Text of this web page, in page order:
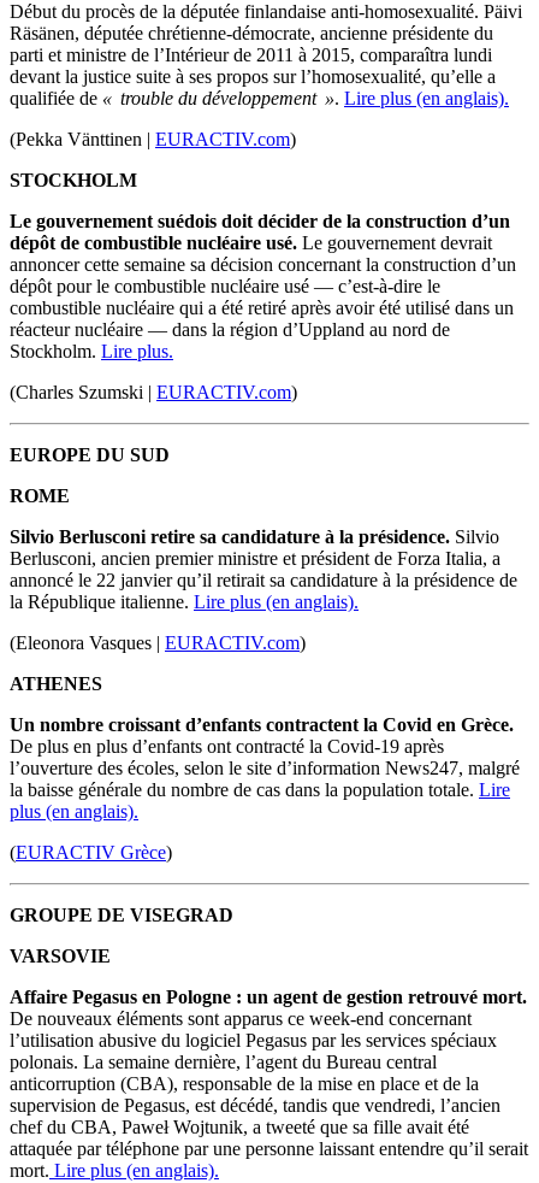
Début du procès de la députée finlandaise anti-homosexualité. Päivi
Räsänen, députée chrétienne-démocrate, ancienne présidente du
parti et ministre de l’Intérieur de 2011 à 2015, comparaîtra lundi
devant la justice suite à ses propos sur l’homosexualité, qu’elle a
qualifiée de « trouble du développement ». Lire plus (en anglais).
(Pekka Vänttinen | EURACTIV.com)
STOCKHOLM
Le gouvernement suédois doit décider de la construction d’un
dépôt de combustible nucléaire usé. Le gouvernement devrait
annoncer cette semaine sa décision concernant la construction d’un
dépôt pour le combustible nucléaire usé — c’est-à-dire le
combustible nucléaire qui a été retiré après avoir été utilisé dans un
réacteur nucléaire — dans la région d’Uppland au nord de
Stockholm. Lire plus.
(Charles Szumski | EURACTIV.com)
EUROPE DU SUD
ROME
Silvio Berlusconi retire sa candidature à la présidence. Silvio
Berlusconi, ancien premier ministre et président de Forza Italia, a
annoncé le 22 janvier qu’il retirait sa candidature à la présidence de
la République italienne. Lire plus (en anglais).
(Eleonora Vasques | EURACTIV.com)
ATHENES
Un nombre croissant d’enfants contractent la Covid en Grèce.
De plus en plus d’enfants ont contracté la Covid-19 après
l’ouverture des écoles, selon le site d’information News247, malgré
la baisse générale du nombre de cas dans la population totale. Lire
plus (en anglais).
(EURACTIV Grèce)
GROUPE DE VISEGRAD
VARSOVIE
Affaire Pegasus en Pologne : un agent de gestion retrouvé mort.
De nouveaux éléments sont apparus ce week-end concernant
l’utilisation abusive du logiciel Pegasus par les services spéciaux
polonais. La semaine dernière, l’agent du Bureau central
anticorruption (CBA), responsable de la mise en place et de la
supervision de Pegasus, est décédé, tandis que vendredi, l’ancien
chef du CBA, Paweł Wojtunik, a tweeté que sa fille avait été
attaquée par téléphone par une personne laissant entendre qu’il serait
mort. Lire plus (en anglais).